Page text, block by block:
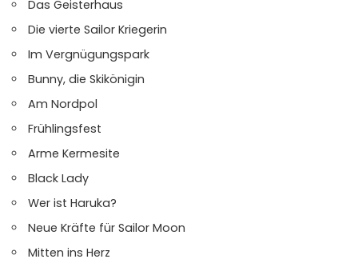
Das Geisterhaus
Die vierte Sailor Kriegerin
Im Vergnügungspark
Bunny, die Skikönigin
Am Nordpol
Frühlingsfest
Arme Kermesite
Black Lady
Wer ist Haruka?
Neue Kräfte für Sailor Moon
Mitten ins Herz